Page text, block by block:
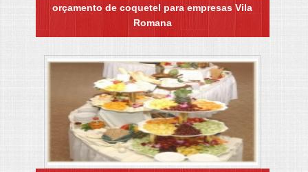
orçamento de coquetel para empresas Vila
Romana